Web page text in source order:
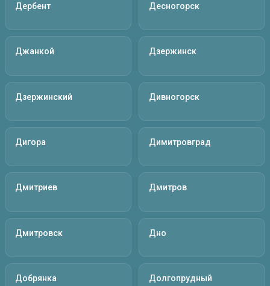
Дербент Десногорск
Джанкой Дзержинск
Дзержинский Дивногорск
Дигора Димитровград
Дмитриев Дмитров
Дмитровск Дно
Добрянка Долгопрудный